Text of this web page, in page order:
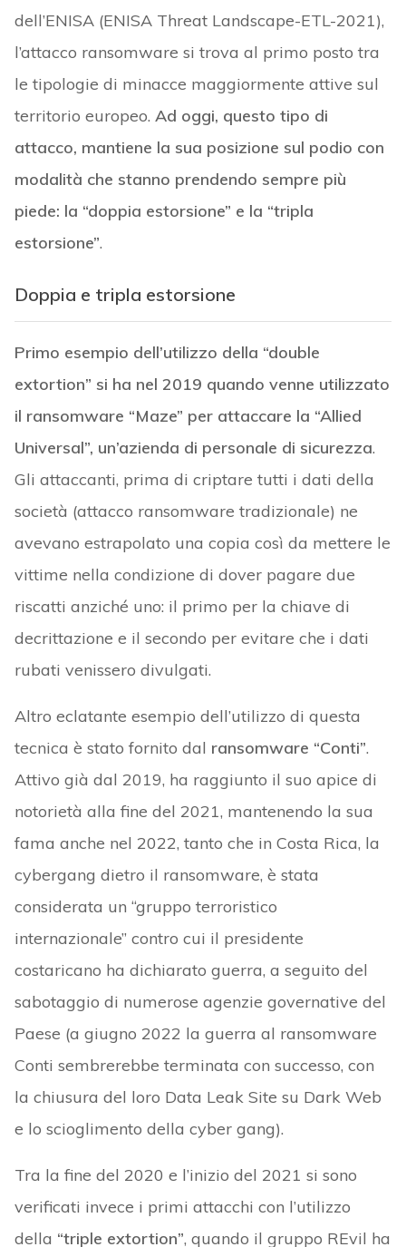
dell’ENISA (ENISA Threat Landscape-ETL-2021),
l’attacco ransomware si trova al primo posto tra
le tipologie di minacce maggiormente attive sul
territorio europeo. Ad oggi, questo tipo di
attacco, mantiene la sua posizione sul podio con
modalità che stanno prendendo sempre più
piede: la “doppia estorsione” e la “tripla
estorsione”.
Doppia e tripla estorsione
Primo esempio dell’utilizzo della “double
extortion” si ha nel 2019 quando venne utilizzato
il ransomware “Maze” per attaccare la “Allied
Universal”, un’azienda di personale di sicurezza.
Gli attaccanti, prima di criptare tutti i dati della
società (attacco ransomware tradizionale) ne
avevano estrapolato una copia così da mettere le
vittime nella condizione di dover pagare due
riscatti anziché uno: il primo per la chiave di
decrittazione e il secondo per evitare che i dati
rubati venissero divulgati.
Altro eclatante esempio dell’utilizzo di questa
tecnica è stato fornito dal ransomware “Conti”.
Attivo già dal 2019, ha raggiunto il suo apice di
notorietà alla fine del 2021, mantenendo la sua
fama anche nel 2022, tanto che in Costa Rica, la
cybergang dietro il ransomware, è stata
considerata un “gruppo terroristico
internazionale” contro cui il presidente
costaricano ha dichiarato guerra, a seguito del
sabotaggio di numerose agenzie governative del
Paese (a giugno 2022 la guerra al ransomware
Conti sembrerebbe terminata con successo, con
la chiusura del loro Data Leak Site su Dark Web
e lo scioglimento della cyber gang).
Tra la fine del 2020 e l’inizio del 2021 si sono
verificati invece i primi attacchi con l’utilizzo
della “triple extortion”, quando il gruppo REvil ha